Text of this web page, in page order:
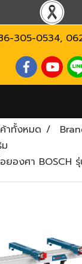
305-0534,
าทั้งหมด
อยองศา BOSCH